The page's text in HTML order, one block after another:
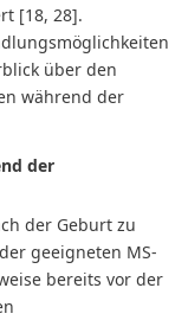
[18, 28].
über den
während der
der
der Geburt zu
geeigneten MS-
bereits vor der